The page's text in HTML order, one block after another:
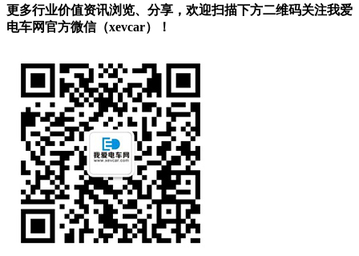
更多行业价值资讯浏览、分享，欢迎扫描下方二维码关注我爱
电车网官方微信（xevcar）！